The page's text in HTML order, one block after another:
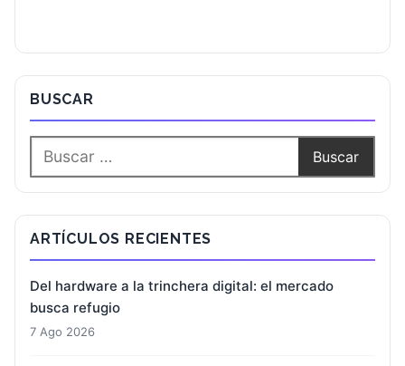
BUSCAR
ARTÍCULOS RECIENTES
Del hardware a la trinchera digital: el mercado
busca refugio
7 Ago 2026